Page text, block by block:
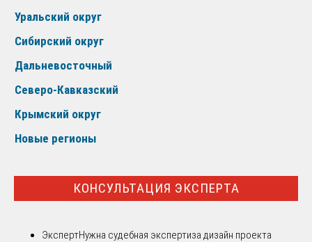
Уральский округ
Сибирский округ
Дальневосточный
Северо-Кавказский
Крымский округ
Новые регионы
КОНСУЛЬТАЦИЯ ЭКСПЕРТА
ЭкспертНужна судебная экспертиза дизайн проекта